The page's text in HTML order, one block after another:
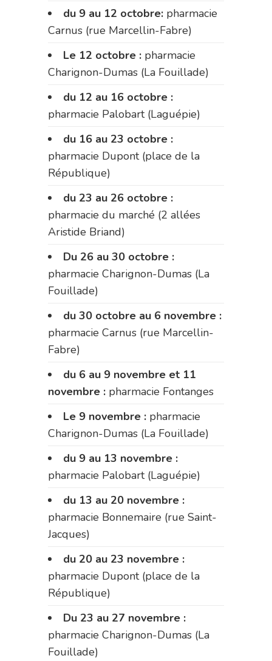
du 9 au 12 octobre: pharmacie
Carnus (rue Marcellin-Fabre)
Le 12 octobre : pharmacie
Charignon-Dumas (La Fouillade)
du 12 au 16 octobre :
pharmacie Palobart (Laguépie)
du 16 au 23 octobre :
pharmacie Dupont (place de la
République)
du 23 au 26 octobre :
pharmacie du marché (2 allées
Aristide Briand)
Du 26 au 30 octobre :
pharmacie Charignon-Dumas (La
Fouillade)
du 30 octobre au 6 novembre :
pharmacie Carnus (rue Marcellin-
Fabre)
du 6 au 9 novembre et 11
novembre : pharmacie Fontanges
Le 9 novembre : pharmacie
Charignon-Dumas (La Fouillade)
du 9 au 13 novembre :
pharmacie Palobart (Laguépie)
du 13 au 20 novembre :
pharmacie Bonnemaire (rue Saint-
Jacques)
du 20 au 23 novembre :
pharmacie Dupont (place de la
République)
Du 23 au 27 novembre :
pharmacie Charignon-Dumas (La
Fouillade)